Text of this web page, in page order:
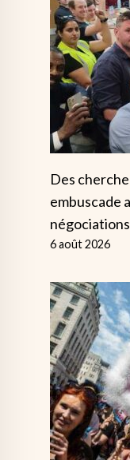
Des
embuscade
6 août 2026